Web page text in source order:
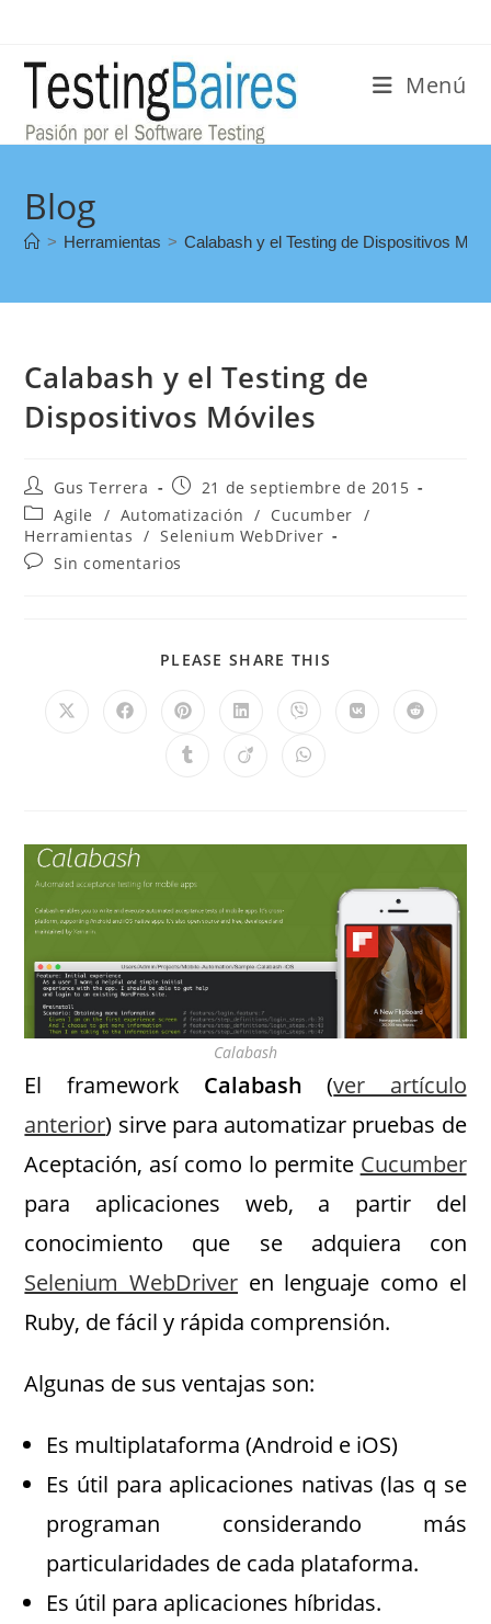
Menú
Blog
> Herramientas > Calabash y el Testing de Dispositivos
Calabash y el Testing de
Dispositivos Móviles
Gus Terrera
21 de septiembre de 2015
Agile
/ Automatización / Cucumber /
Herramientas / Selenium WebDriver
Sin comentarios
PLEASE SHARE THIS
Calabash
El framework Calabash (ver artículo
anterior) sirve para automatizar pruebas de
Aceptación, así como lo permite Cucumber
para aplicaciones web, a partir del
conocimiento que se adquiera con
Selenium WebDriver en lenguaje como el
Ruby, de fácil y rápida comprensión.
Algunas de sus ventajas son:
Es multiplataforma (Android e iOS)
Es útil para aplicaciones nativas (las q se
programan considerando más
particularidades de cada plataforma.
Es útil para aplicaciones híbridas.